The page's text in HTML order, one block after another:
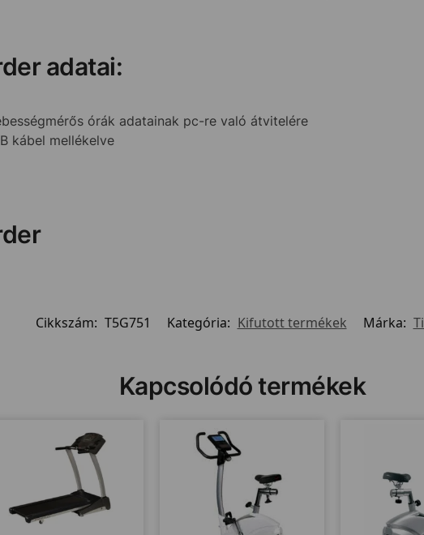
adatai:
órák adatainak pc-re való átvitelére
kábel mellékelve
Cikkszám: T5G751 Kategória: Kifutott termékek Márka:
Kapcsolódó termékek